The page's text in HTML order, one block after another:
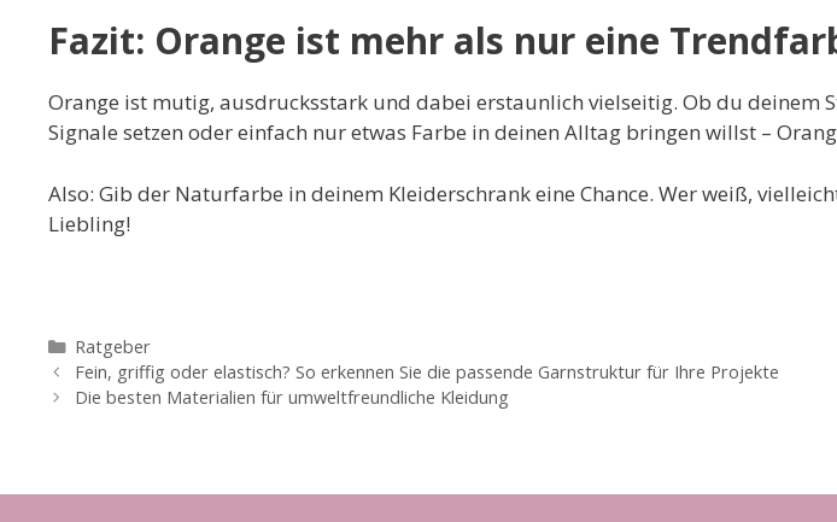
Fazit: Orange ist mehr als nur eine
Orange ist mutig, ausdrucksstark und dabei erstaunlich vielseitig. Ob du deinem
Signale setzen oder einfach nur etwas Farbe in deinen Alltag bringen willst –
Also: Gib der Naturfarbe in deinem Kleiderschrank eine Chance. Wer weiß,
Liebling!
Kategorien
Ratgeber
Fein, griffig oder elastisch? So erkennen Sie die passende Garnstruktur für Ihre Projekte
Die besten Materialien für umweltfreundliche Kleidung